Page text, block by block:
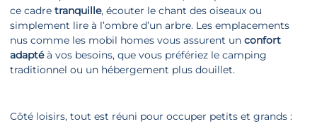
ce cadretranquille, écouter le chant des oiseaux ou
simplement lire à l’ombre d’un arbre. Les emplacements
nus comme les mobil homes vous assurent unconfort
adaptéà vos besoins, que vous préfériez le camping
traditionnel ou un hébergement plus douillet.
Côté loisirs, tout est réuni pour occuper petits et grands :